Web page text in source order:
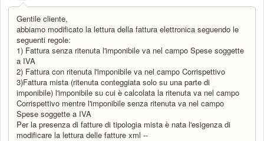
Gentile cliente,
abbiamo modificato la lettura della fattura elettronica seguendo le
seguenti regole:
1) Fattura senza ritenuta l'imponibile va nel campo Spese soggette
a IVA
2) Fattura con ritenuta l'imponibile va nel campo Corrispettivo
3)Fattura mista (ritenuta conteggiata solo su una parte di
imponibile) l'imponibile su cui è calcolata la ritenuta va nel campo
Corrispettivo mentre l'imponibile senza ritenuta va nel campo
Spese soggette a IVA
Per la presenza di fatture di tipologia mista è nata l'esigenza di
modificare la lettura delle fatture xml --